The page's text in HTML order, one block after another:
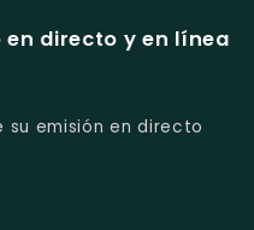
directo y en línea
emisión en directo